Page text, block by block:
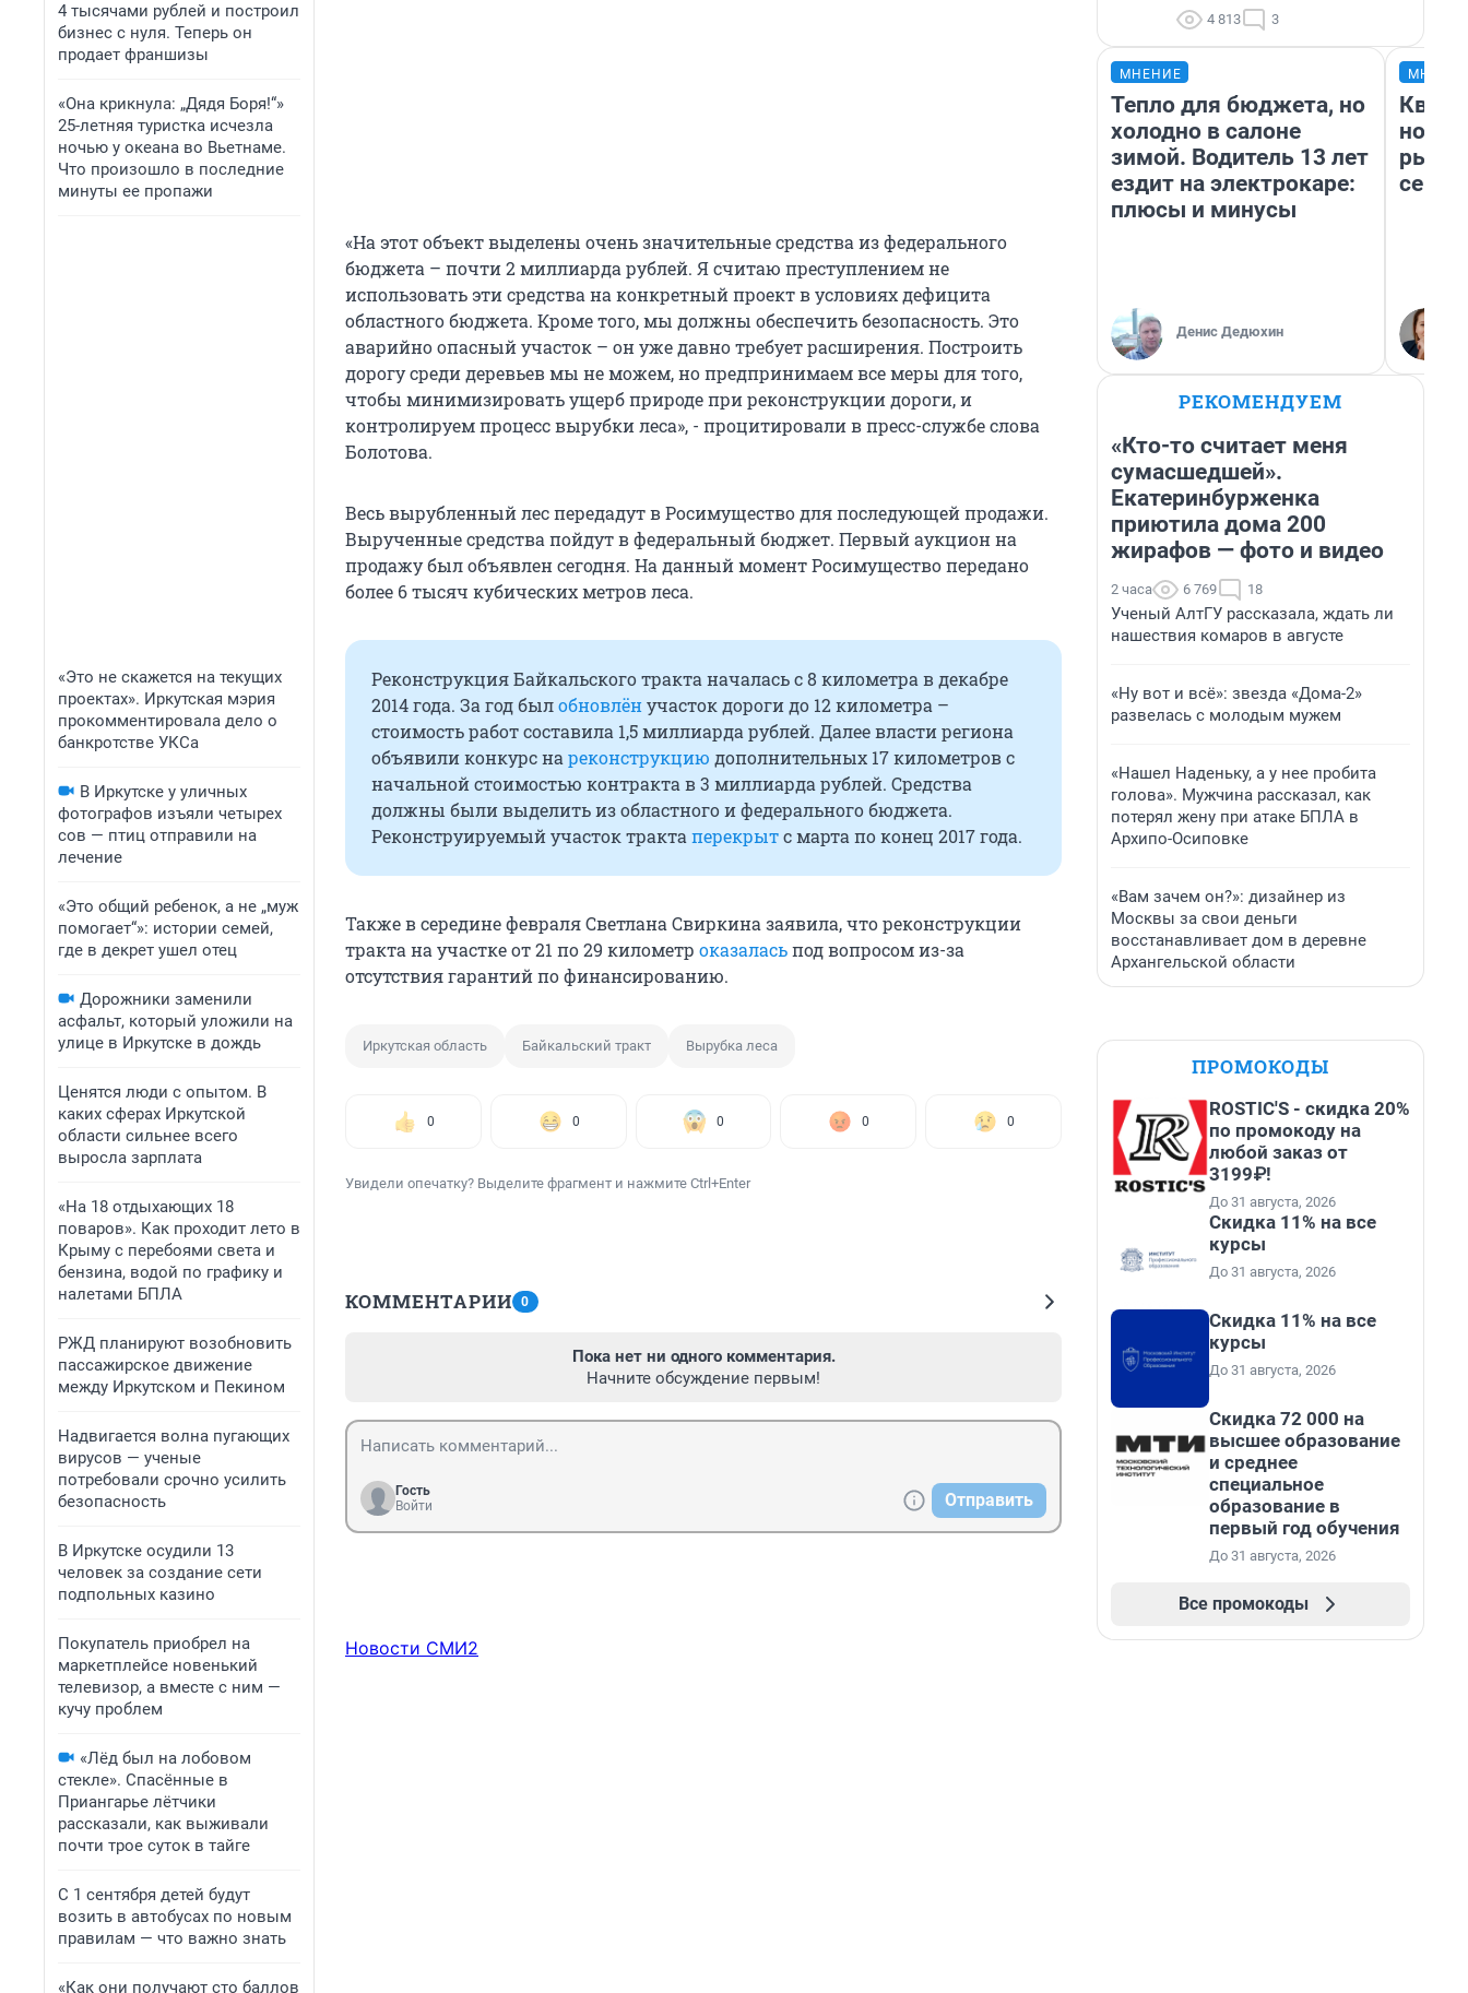
4 тысячами рублей и построил
бизнес с нуля. Теперь он
продает франшизы
«Она крикнула: „Дядя Боря!“»
25-летняя туристка исчезла
ночью у океана во Вьетнаме.
Что произошло в последние
минуты ее пропажи
«Это не скажется на текущих
проектах». Иркутская мэрия
прокомментировала дело о
банкротстве УКСа
В Иркутске у уличных
фотографов изъяли четырех
сов — птиц отправили на
лечение
«Это общий ребенок, а не „муж
помогает“»: истории семей,
где в декрет ушел отец
Дорожники заменили
асфальт, который уложили на
улице в Иркутске в дождь
Ценятся люди с опытом. В
каких сферах Иркутской
области сильнее всего
выросла зарплата
«На 18 отдыхающих 18
поваров». Как проходит лето в
Крыму с перебоями света и
бензина, водой по графику и
налетами БПЛА
РЖД планируют возобновить
пассажирское движение
между Иркутском и Пекином
Надвигается волна пугающих
вирусов — ученые
потребовали срочно усилить
безопасность
В Иркутске осудили 13
человек за создание сети
подпольных казино
Покупатель приобрел на
маркетплейсе новенький
телевизор, а вместе с ним —
кучу проблем
«Лёд был на лобовом
стекле». Спасённые в
Приангарье лётчики
рассказали, как выживали
почти трое суток в тайге
С 1 сентября детей будут
возить в автобусах по новым
правилам — что важно знать
«Как они получают сто баллов
«На этот объект выделены очень значительные средства из федерального
бюджета – почти 2 миллиарда рублей. Я считаю преступлением не
использовать эти средства на конкретный проект в условиях дефицита
областного бюджета. Кроме того, мы должны обеспечить безопасность. Это
аварийно опасный участок – он уже давно требует расширения. Построить
дорогу среди деревьев мы не можем, но предпринимаем все меры для того,
чтобы минимизировать ущерб природе при реконструкции дороги, и
контролируем процесс вырубки леса», - процитировали в пресс-службе слова
Болотова.
Весь вырубленный лес передадут в Росимущество для последующей продажи.
Вырученные средства пойдут в федеральный бюджет. Первый аукцион на
продажу был объявлен сегодня. На данный момент Росимущество передано
более 6 тысяч кубических метров леса.
Реконструкция Байкальского тракта началась с 8 километра в декабре
2014 года. За год былобновлёнучасток дороги до 12 километра –
стоимость работ составила 1,5 миллиарда рублей. Далее власти региона
объявили конкурс на реконструкцию дополнительных 17 километров с
начальной стоимостью контракта в 3 миллиарда рублей. Средства
должны были выделить из областного и федерального бюджета.
Реконструируемый участок тракта перекрытс марта по конец 2017 года.
Также в середине февраля Светлана Свиркина заявила, что реконструкции
тракта на участке от 21 по 29 километр оказаласьпод вопросом из-за
отсутствия гарантий по финансированию.
Иркутская область Байкальский тракт Вырубка леса
0 0 0 0 0
Увидели опечатку? Выделите фрагмент и нажмите Ctrl+Enter
КОММЕНТАРИИ 0
Пока нет ни одного комментария.
Начните обсуждение первым!
Гость
Войти
Отправить
Новости СМИ2
4 813 3
МНЕНИЕ
Тепло для бюджета, но
холодно в салоне
зимой. Водитель 13 лет
ездит на электрокаре:
плюсы и минусы
Денис Дедюхин
но
РЕКОМЕНДУЕМ
«Кто-то считает меня
сумасшедшей».
Екатеринбурженка
приютила дома 200
жирафов — фото и видео
2 часа 6 769 18
Ученый АлтГУ рассказала, ждать ли
нашествия комаров в августе
«Ну вот и всё»: звезда «Дома-2»
развелась с молодым мужем
«Нашел Наденьку, а у нее пробита
голова». Мужчина рассказал, как
потерял жену при атаке БПЛА в
Архипо-Осиповке
«Вам зачем он?»: дизайнер из
Москвы за свои деньги
восстанавливает дом в деревне
Архангельской области
ПРОМОКОДЫ
ROSTIC'S - скидка 20%
по промокоду на
любой заказ от
3199₽!
До 31 августа, 2026
Скидка 11% на все
курсы
До 31 августа, 2026
Скидка 11% на все
курсы
До 31 августа, 2026
Скидка 72 000 на
высшее образование
и среднее
специальное
образование в
первый год обучения
До 31 августа, 2026
Все промокоды